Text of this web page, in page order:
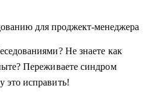
для проджект-менеджера
Не знаете как
Переживаете синдром
это исправить!